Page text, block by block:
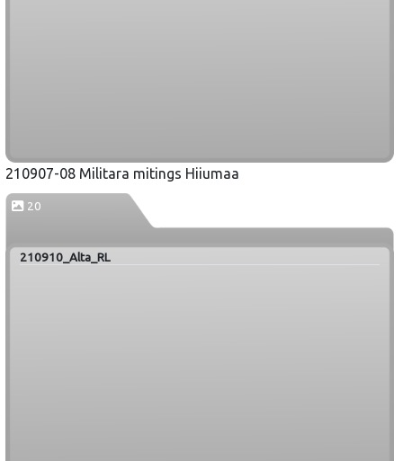
210907-08 Militara mitings Hiiumaa
20
210910_Alta_RL